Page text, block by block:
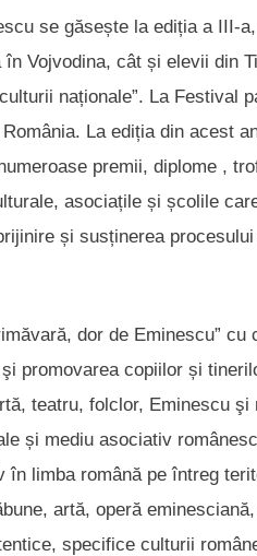
se găsește la ediția a III-
Vojvodina, cât și elevii din
naționale”. La Festival
La ediția din acest
premii, diplome ,
asociațile și școlile
și susținerea
dor de Eminescu” cu
promovarea copiilor și
teatru, folclor, Eminescu
și mediu asociativ
limba română pe întreg
artă, operă
specifice culturii